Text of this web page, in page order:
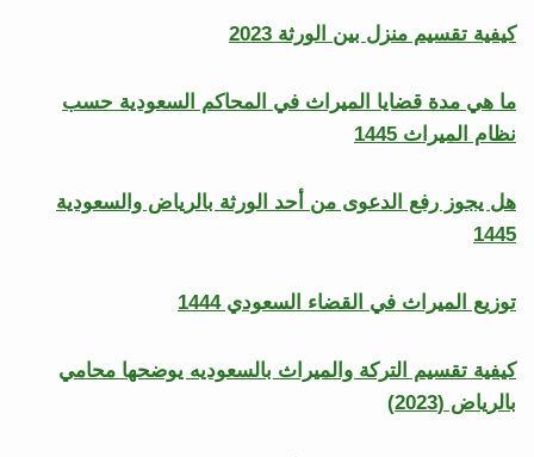
كيفية تقسيم منزل بين الورثة 2023
ما هي مدة قضايا الميراث في المحاكم السعودية حسب
نظام الميراث 1445
هل يجوز رفع الدعوى من أحد الورثة بالرياض والسعودية
1445
توزيع الميراث في القضاء السعودي 1444
كيفية تقسيم التركة والميراث بالسعوديه يوضحها محامي
بالرياض (2023)